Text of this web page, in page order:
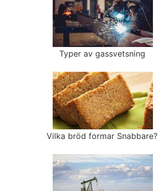
Typer av gassvetsning
Vilka bröd formar Snabbare?